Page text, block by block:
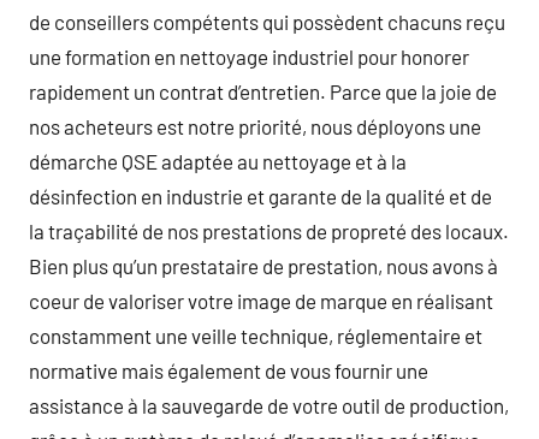
de conseillers compétents qui possèdent chacuns reçu
une formation en nettoyage industriel pour honorer
rapidement un contrat d’entretien. Parce que la joie de
nos acheteurs est notre priorité, nous déployons une
démarche QSE adaptée au nettoyage et à la
désinfection en industrie et garante de la qualité et de
la traçabilité de nos prestations de propreté des locaux.
Bien plus qu’un prestataire de prestation, nous avons à
coeur de valoriser votre image de marque en réalisant
constamment une veille technique, réglementaire et
normative mais également de vous fournir une
assistance à la sauvegarde de votre outil de production,